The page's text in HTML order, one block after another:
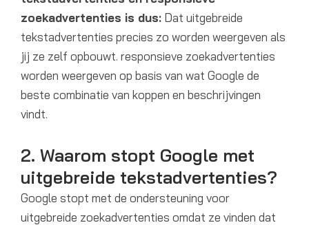
zoekadvertenties is dus: Dat uitgebreide
tekstadvertenties precies zo worden weergeven als
jij ze zelf opbouwt. responsieve zoekadvertenties
worden weergeven op basis van wat Google de
beste combinatie van koppen en beschrijvingen
vindt.
2. Waarom stopt Google met
uitgebreide tekstadvertenties?
Google stopt met de ondersteuning voor
uitgebreide zoekadvertenties omdat ze vinden dat